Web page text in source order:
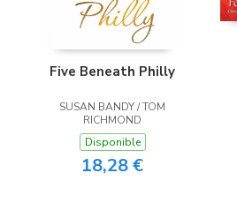
Five Beneath Philly
SUSAN BANDY / TOM
RICHMOND
Disponible
18,28 €